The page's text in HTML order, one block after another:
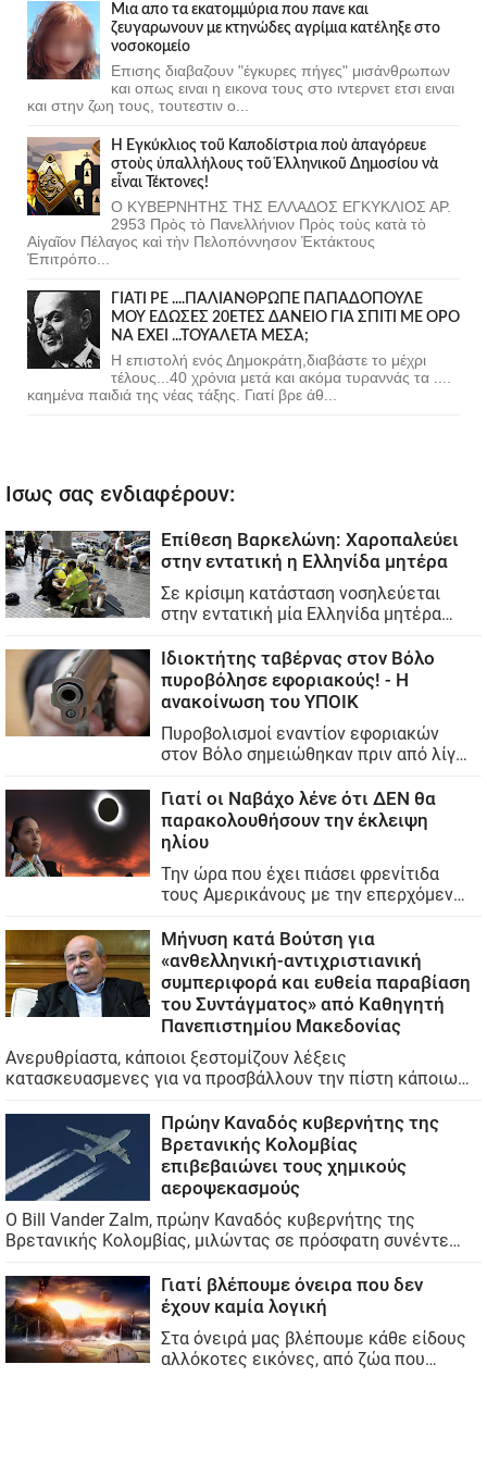
Μια απο τα εκατομμύρια που πανε και
ζευγαρωνουν με κτηνώδες αγρίμια κατέληξε στο
νοσοκομείο
Επισης διαβαζουν "έγκυρες πήγες" μισάνθρωπων
και οπως ειναι η εικονα τους στο ιντερνετ ετσι ειναι
και στην ζωη τους, τουτεστιν ο...
Ἡ Ἐγκύκλιος τοῦ Καποδίστρια ποὺ ἀπαγόρευε
στοὺς ὑπαλλήλους τοῦ Ἑλληνικοῦ Δημοσίου νὰ
εἶναι Τέκτονες!
Ο ΚΥΒΕΡΝΗΤΗΣ ΤΗΣ ΕΛΛΑΔΟΣ ΕΓΚΥΚΛΙΟΣ ΑΡ.
2953 Πρὸς τὸ Πανελλήνιον Πρὸς τοὺς κατὰ τὸ
Αἰγαῖον Πέλαγος καὶ τὴν Πελοπόννησον Ἐκτάκτους
Ἐπιτρόπο...
ΓΙΑΤΙ ΡΕ ....ΠΑΛΙΑΝΘΡΩΠΕ ΠΑΠΑΔΟΠΟΥΛΕ
ΜΟΥ ΕΔΩΣΕΣ 20ΕΤΕΣ ΔΑΝΕΙΟ ΓΙΑ ΣΠΙΤΙ ΜΕ ΟΡΟ
ΝΑ ΕΧΕΙ ...ΤΟΥΑΛΕΤΑ ΜΕΣΑ;
Η επιστολή ενός Δημοκράτη,διαβάστε το μέχρι
τέλους...40 χρόνια μετά και ακόμα τυραννάς τα ....
καημένα παιδιά της νέας τάξης. Γιατί βρε άθ...